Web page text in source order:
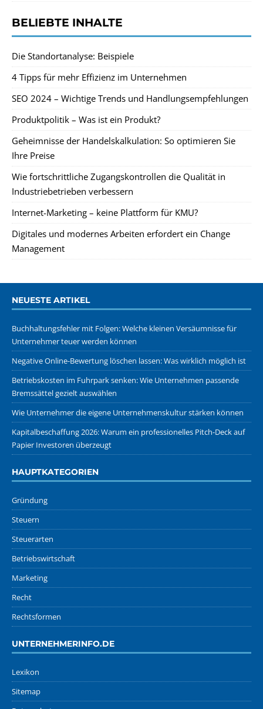
BELIEBTE INHALTE
Die Standortanalyse: Beispiele
4 Tipps für mehr Effizienz im Unternehmen
SEO 2024 – Wichtige Trends und Handlungsempfehlungen
Produktpolitik – Was ist ein Produkt?
Geheimnisse der Handelskalkulation: So optimieren Sie
Ihre Preise
Wie fortschrittliche Zugangskontrollen die Qualität in
Industriebetrieben verbessern
Internet-Marketing – keine Plattform für KMU?
Digitales und modernes Arbeiten erfordert ein Change
Management
NEUESTE ARTIKEL
Buchhaltungsfehler mit Folgen: Welche kleinen Versäumnisse für
Unternehmer teuer werden können
Negative Online-Bewertung löschen lassen: Was wirklich möglich ist
Betriebskosten im Fuhrpark senken: Wie Unternehmen passende
Bremssättel gezielt auswählen
Wie Unternehmer die eigene Unternehmenskultur stärken können
Kapitalbeschaffung 2026: Warum ein professionelles Pitch-Deck auf
Papier Investoren überzeugt
HAUPTKATEGORIEN
Gründung
Steuern
Steuerarten
Betriebswirtschaft
Marketing
Recht
Rechtsformen
UNTERNEHMERINFO.DE
Lexikon
Sitemap